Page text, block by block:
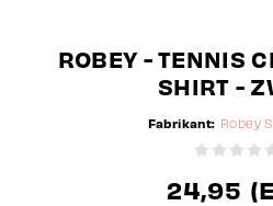
ROBEY - TENNIS
SHIRT -
Fabrikant: Robey
24,95